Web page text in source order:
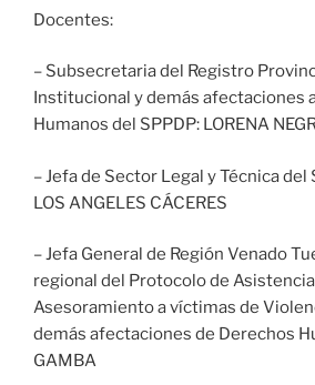
Docentes:
– Subsecretaria del Registro
Institucional y demás afectaciones
Humanos del SPPDP: LORENA
– Jefa de Sector Legal y Técnica del
LOS ANGELES CÁCERES
– Jefa General de Región Venado
regional del Protocolo de
Asesoramiento a víctimas de
demás afectaciones de Derechos
GAMBA